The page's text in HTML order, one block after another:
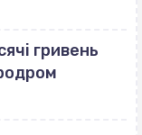
гривень